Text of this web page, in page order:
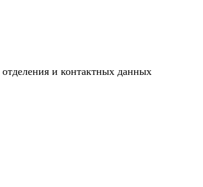
отделения и контактных данных